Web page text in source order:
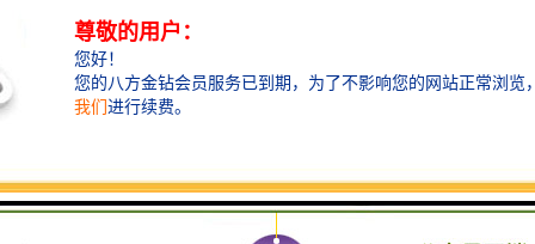
楼宇格局：毛坯
标准层高：4.2米
楼宇格局：1层大堂、2层商铺、3层架空
物业管理费：22元/月/平方米
电费：0.82元/度，按用电量计费